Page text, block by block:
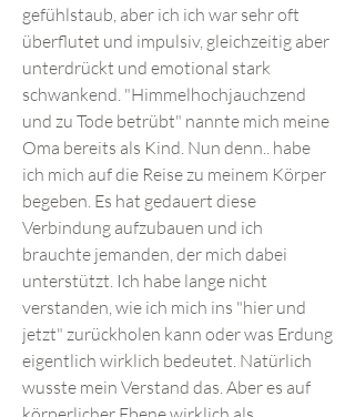
gefühlstaub, aber ich ich war sehr oft
überflutet und impulsiv, gleichzeitig aber
unterdrückt und emotional stark
schwankend. "Himmelhochjauchzend
und zu Tode betrübt" nannte mich meine
Oma bereits als Kind. Nun denn.. habe
ich mich auf die Reise zu meinem Körper
begeben. Es hat gedauert diese
Verbindung aufzubauen und ich
brauchte jemanden, der mich dabei
unterstützt. Ich habe lange nicht
verstanden, wie ich mich ins "hier und
jetzt" zurückholen kann oder was Erdung
eigentlich wirklich bedeutet. Natürlich
wusste mein Verstand das. Aber es auf